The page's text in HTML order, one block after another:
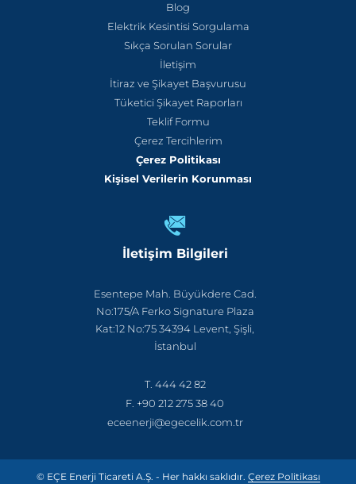
Blog
Elektrik Kesintisi Sorgulama
Sıkça Sorulan Sorular
İletişim
İtiraz ve Şikayet Başvurusu
Tüketici Şikayet Raporları
Teklif Formu
Çerez Tercihlerim
Çerez Politikası
Kişisel Verilerin Korunması
İletişim Bilgileri
Esentepe Mah. Büyükdere Cad.
No:175/A Ferko Signature Plaza
Kat:12 No:75 34394 Levent, Şişli,
İstanbul
T. 444 42 82
F. +90 212 275 38 40
eceenerji@egecelik.com.tr
© EÇE Enerji Ticareti A.Ş. - Her hakkı saklıdır. Çerez Politikası